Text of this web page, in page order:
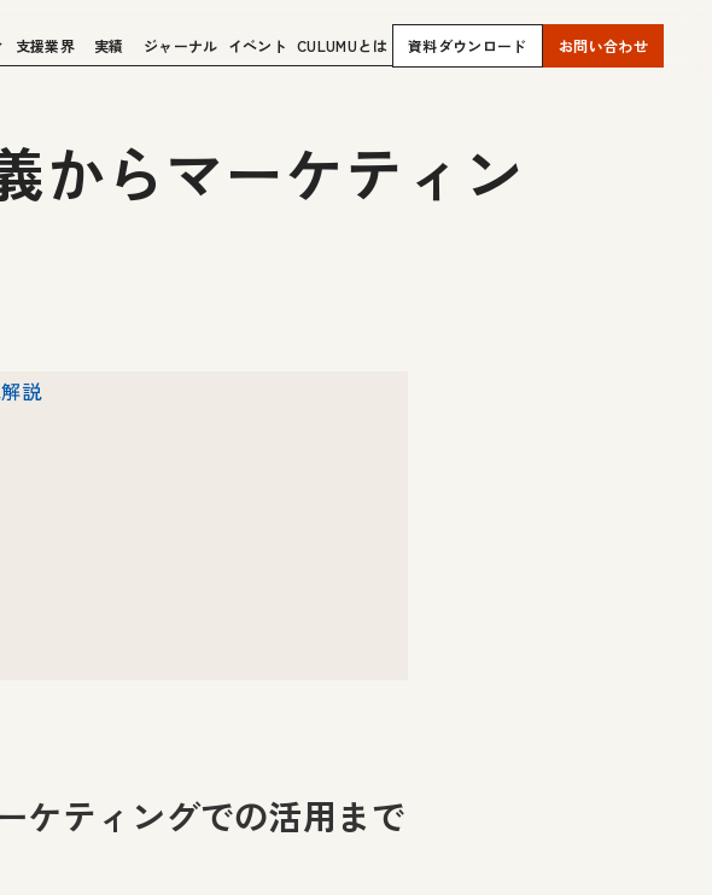
支援業界 実績 ジャーナル イベント CULUMUとは 資料ダウンロード お問い合わせ
からマーケティン
説
ケティングでの活用まで